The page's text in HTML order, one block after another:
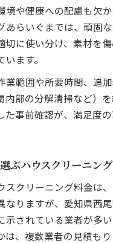
境や健康への配慮も欠
あらいぐまでは、頑固
切に使い分け、素材を
ます。
業範囲や所要時間、追
内部の分解清掃など）
た事前確認が、満足度
ぶハウスクリーニン
スクリーニング料金は
なりますが、愛知県西
示されている業者が多
は、複数業者の見積も